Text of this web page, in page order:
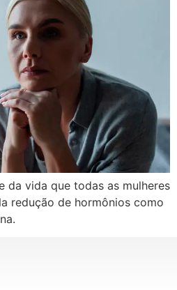
da vida que todas as mulheres
redução de hormônios como